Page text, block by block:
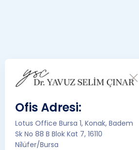
Ofis Adresi:
Lotus Office Bursa 1, Konak, Badem
Sk No 88 B Blok Kat 7, 16110
Ni̇lüfer/Bursa